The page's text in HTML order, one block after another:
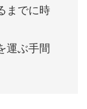
までに時
運ぶ手間